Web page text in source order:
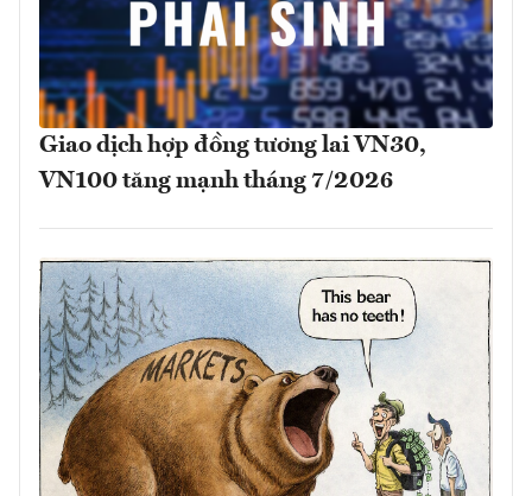
Giao dịch hợp đồng tương lai VN30,
VN100 tăng mạnh tháng 7/2026